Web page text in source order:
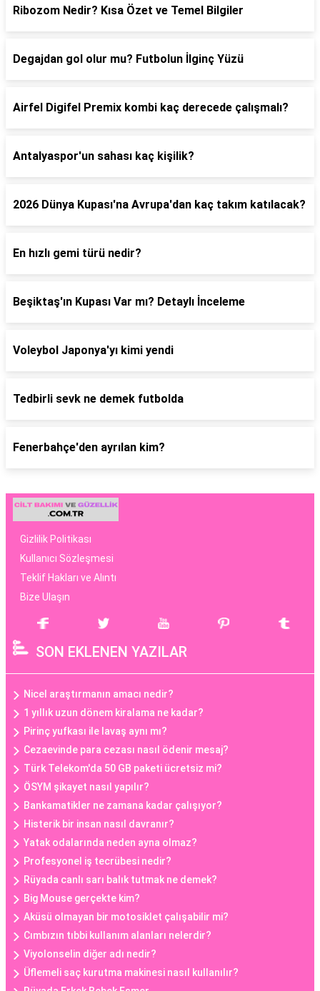
Ribozom Nedir? Kısa Özet ve Temel Bilgiler
Degajdan gol olur mu? Futbolun İlginç Yüzü
Airfel Digifel Premix kombi kaç derecede çalışmalı?
Antalyaspor'un sahası kaç kişilik?
2026 Dünya Kupası'na Avrupa'dan kaç takım katılacak?
En hızlı gemi türü nedir?
Beşiktaş'ın Kupası Var mı? Detaylı İnceleme
Voleybol Japonya'yı kimi yendi
Tedbirli sevk ne demek futbolda
Fenerbahçe'den ayrılan kim?
Gizlilik Politikası
Kullanıcı Sözleşmesi
Teklif Hakları ve Alıntı
Bize Ulaşın
SON EKLENEN YAZILAR
Nicel araştırmanın amacı nedir?
1 yıllık uzun dönem kiralama ne kadar?
Pirinç yufkası ile lavaş aynı mı?
Cezaevinde para cezası nasıl ödenir mesaj?
Türk Telekom'da 50 GB paketi ücretsiz mi?
ÖSYM şikayet nasıl yapılır?
Bankamatikler ne zamana kadar çalışıyor?
Histerik bir insan nasıl davranır?
Yatak odalarında neden ayna olmaz?
Profesyonel iş tecrübesi nedir?
Rüyada canlı sarı balık tutmak ne demek?
Big Mouse gerçekte kim?
Aküsü olmayan bir motosiklet çalışabilir mi?
Cımbızın tıbbi kullanım alanları nelerdir?
Viyolonselin diğer adı nedir?
Üflemeli saç kurutma makinesi nasıl kullanılır?